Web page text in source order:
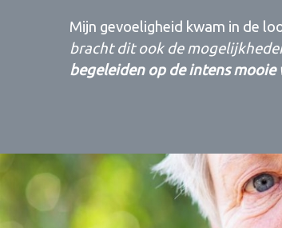
Mijn gevoeligheid kwam in de
bracht dit ook de
begeleiden op de intens mooie